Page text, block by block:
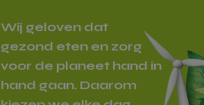
Wij geloven dat
gezond eten en zorg
voor de planeet hand in
hand gaan. Daarom